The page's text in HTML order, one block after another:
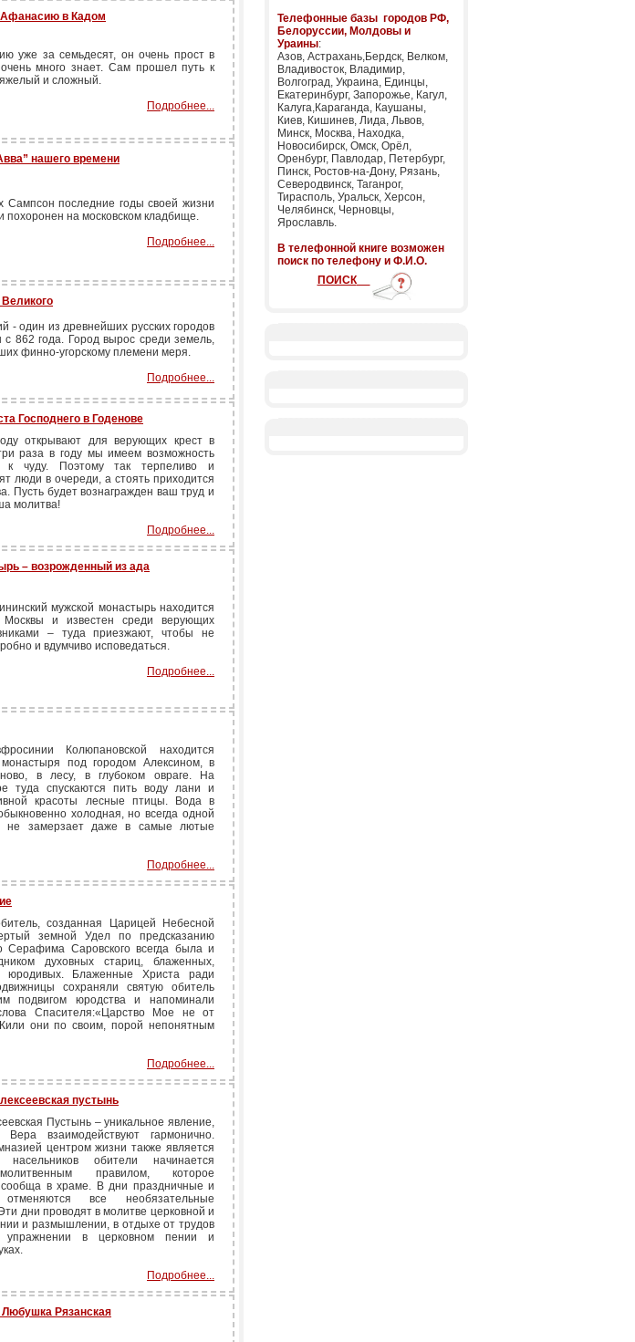
Афанасию в Кадом
уже за семьдесят, он очень прост в
много знает. Сам прошел путь к
и сложный.
Подробнее...
нашего времени
Сампсон последние годы своей жизни
похоронен на московском кладбище.
Подробнее...
- один из древнейших русских городов
с 862 года. Город вырос среди земель,
финно-угорскому племени меря.
Подробнее...
Господнего в Годенове
открывают для верующих крест в
раза в году мы имеем возможность
к чуду. Поэтому так терпеливо и
люди в очереди, а стоять приходится
Пусть будет вознагражден ваш труд и
молитва!
Подробнее...
– возрожденный из ада
мужской монастырь находится
Москвы и известен среди верующих
– туда приезжают, чтобы не
и вдумчиво исповедаться.
Подробнее...
Колюпановской находится
под городом Алексином, в
в лесу, в глубоком овраге. На
туда спускаются пить воду лани и
красоты лесные птицы. Вода в
холодная, но всегда одной
не замерзает даже в самые лютые
Подробнее...
созданная Царицей Небесной
земной Удел по предсказанию
Серафима Саровского всегда была и
духовных стариц, блаженных,
юродивых. Блаженные Христа ради
сохраняли святую обитель
подвигом юродства и напоминали
Спасителя:«Царство Мое не от
они по своим, порой непонятным
Подробнее...
пустынь
Пустынь – уникальное явление,
взаимодействуют гармонично.
центром жизни также является
обители начинается
правилом, которое
сообща в храме. В дни праздничные и
отменяются все необязательные
дни проводят в молитве церковной и
и размышлении, в отдыхе от трудов
упражнении в церковном пении и
Подробнее...
Рязанская
Телефонные базы городов РФ,
Белоруссии, Молдовы и
Ураины:
Азов, Астрахань,Бердск, Велком,
Владивосток, Владимир,
Волгоград, Украина, Единцы,
Екатеринбург, Запорожье, Кагул,
Калуга,Караганда, Каушаны,
Киев, Кишинев, Лида, Львов,
Минск, Москва, Находка,
Новосибирск, Омск, Орёл,
Оренбург, Павлодар, Петербург,
Пинск, Ростов-на-Дону, Рязань,
Северодвинск, Таганрог,
Тирасполь, Уральск, Херсон,
Челябинск, Черновцы,
Ярославль.
В телефонной книге возможен
поиск по телефону и Ф.И.О.
ПОИСК